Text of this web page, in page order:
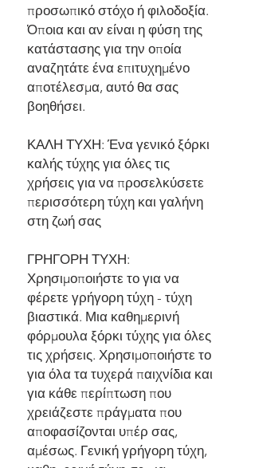
προσωπικό στόχο ή φιλοδοξία.
Όποια και αν είναι η φύση της
κατάστασης για την οποία
αναζητάτε ένα επιτυχημένο
αποτέλεσμα, αυτό θα σας
βοηθήσει.
ΚΑΛΗ ΤΥΧΗ: Ένα γενικό ξόρκι
καλής τύχης για όλες τις
χρήσεις για να προσελκύσετε
περισσότερη τύχη και γαλήνη
στη ζωή σας
ΓΡΗΓΟΡΗ ΤΥΧΗ:
Χρησιμοποιήστε το για να
φέρετε γρήγορη τύχη - τύχη
βιαστικά. Μια καθημερινή
φόρμουλα ξόρκι τύχης για όλες
τις χρήσεις. Χρησιμοποιήστε το
για όλα τα τυχερά παιχνίδια και
για κάθε περίπτωση που
χρειάζεστε πράγματα που
αποφασίζονται υπέρ σας,
αμέσως. Γενική γρήγορη τύχη,